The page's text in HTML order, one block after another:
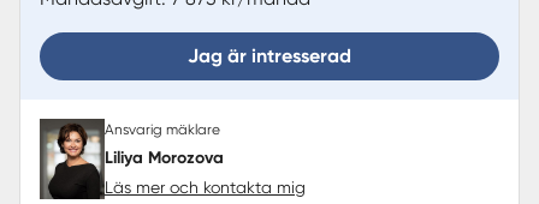
Jag är intresserad
Ansvarig mäklare
Liliya Morozova
Läs mer och kontakta mig